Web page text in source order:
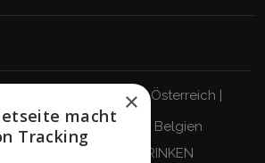
Großbritannien |Österreich |
|Frankreich
Belgien
TRINKEN
×
macht
Tracking